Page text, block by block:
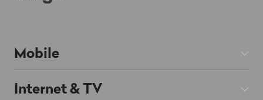
Mobile
Abos Mobile
Internet & TV